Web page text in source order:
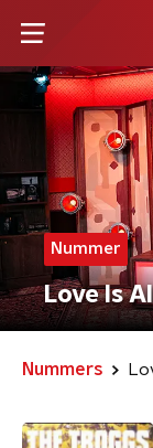
Nummer
Love Is
Nummers